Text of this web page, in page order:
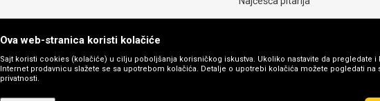
Ova web-stranica koristi kolačiće
Sajt koristi cookies (kolačiće) u cilju poboljšanja korisničkog iskustva. Ukoliko nastavite da pregledate i
Internet prodavnicu slažete se sa upotrebom kolačića. Detalje o upotrebi kolačića možete pogledati na
privatnosti.